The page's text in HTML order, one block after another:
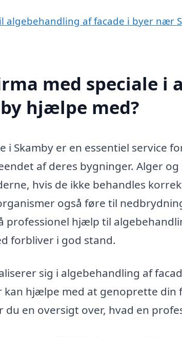
algebehandling af facade i byer nær
med speciale i
hjælpe med?
i Skamby er en essentiel service
af deres bygninger. Alger
hvis de ikke behandles
også føre til
professionel hjælp til
forbliver i god stand.
sig i algebehandling af
hjælpe med at genoprette din
du en oversigt over, hvad en